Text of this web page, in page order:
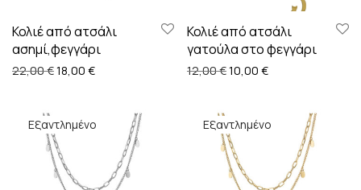
Κολιέ από ατσάλι
ασημί,φεγγάρι
22,00€Original price was: 22,00 €.
18,00 €Η τρέχουσα τιμή είναι: 18,00 €.
Κολιέ από ατσάλι
γατούλα στο φεγγάρι
12,00€Original price was: 12,00
10,00 €Η τρέχουσα τιμή